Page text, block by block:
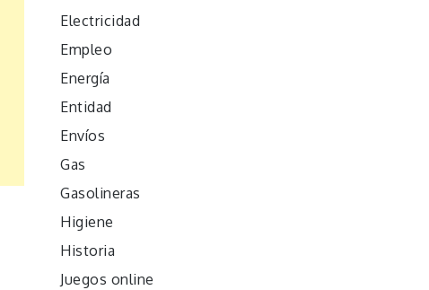
Electricidad
Empleo
Energía
Entidad
Envíos
Gas
Gasolineras
Higiene
Historia
Juegos online